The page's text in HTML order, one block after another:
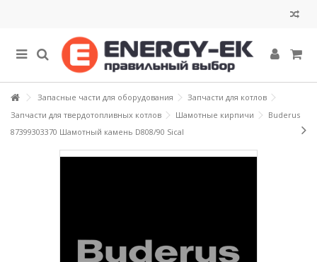
Запасные части для оборудования
Запчасти для котлов
Запчасти для твердотопливных котлов
Шамотные кирпичи
Buderus
87399303370 Шамотный камень D808/90 Sical